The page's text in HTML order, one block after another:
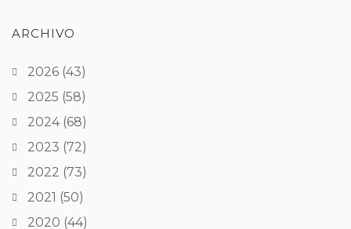
ARCHIVO
2026 (43)
2025 (58)
2024(68)
2023 (72)
2022 (73)
2021 (50)
2020 (44)